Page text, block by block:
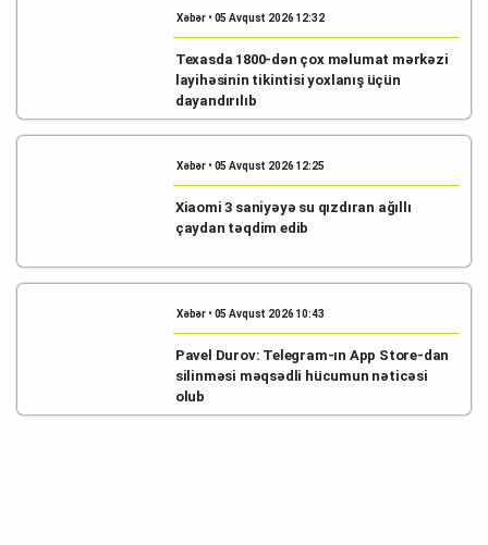
Xəbər • 05 Avqust 2026 12:32
Texasda 1800-dən çox məlumat mərkəzi
layihəsinin tikintisi yoxlanış üçün
dayandırılıb
Xəbər • 05 Avqust 2026 12:25
Xiaomi 3 saniyəyə su qızdıran ağıllı
çaydan təqdim edib
Xəbər • 05 Avqust 2026 10:43
Pavel Durov: Telegram-ın App Store-dan
silinməsi məqsədli hücumun nəticəsi
olub